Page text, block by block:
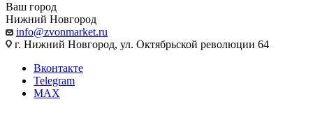
Ваш город
Нижний Новгород
info@zvonmarket.ru
г. Нижний Новгород, ул. Октябрьской революции 64
Вконтакте
Telegram
MAX